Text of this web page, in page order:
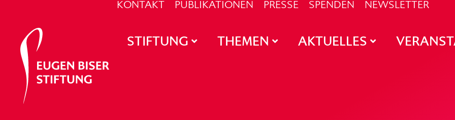
KONTAKT PUBLIKATIONEN PRESSE SPENDEN NEWSLETTER
STIFTUNG THEMEN AKTUELLES